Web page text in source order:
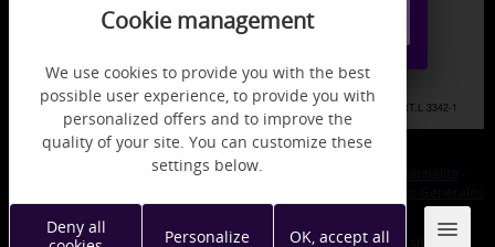
la preuve de majorité est
exigée au moment de la
vente en ligne.
CODE DE LA SANTÉ PUBLIQUE, ART.L 3342-1
ET L.3353-3
-Réalisation Koredge
d'Utilisation
Alcohol abuse is dangerous for health, consume in moderation
We use cookies to provide you with the best
possible user experience, to provide you with
personalized offers and to improve the
quality of your site. You can customize these
settings below.
OK, accept all
Deny all
Personalize
Contact